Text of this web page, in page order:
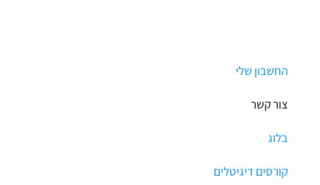
החשבון שלי
צור קשר
בלוג
קורסים דיגיטלים